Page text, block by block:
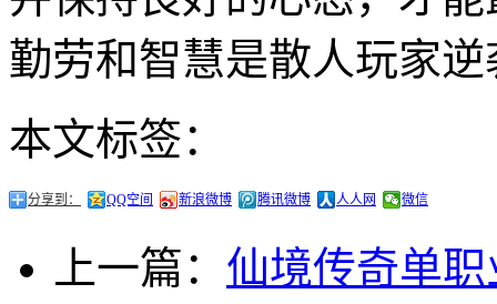
勤劳和智慧是散人玩家
本文标签：
分享到： QQ空间 新浪微博 腾讯微博 人人网 微信
上一篇： 仙境传奇单